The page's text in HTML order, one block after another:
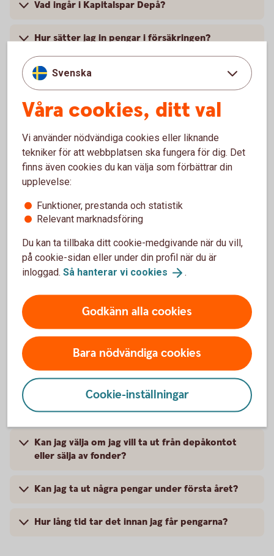
Vad ingår i Kapitalspar Depå?
Hur sätter jag in pengar i försäkringen?
Vad är den lägsta tillåtna insättningen i
Kapitalspar Depå?
Jag har satt in pengar i försäkringen. När finns
pengarna tillgängliga på depåkontot, så att jag
kan köpa aktier?
Hur kan jag handla värdepapper i min
Jag vill byta från fond till depåkonto, hur gör
jag?
Kan jag lägga en köporder på aktier om jag sålt
depåkontot?
Hur tar jag ut pengar ur försäkringen?
Kan jag ta ut valfritt belopp?
Vad händer med mina aktier om jag vill ta ut
pengar ur depån?
Kan jag välja om jag vill ta ut från depåkontot
eller sälja av fonder?
Kan jag ta ut några pengar under första året?
Hur lång tid tar det innan jag får pengarna?
Svenska
Våra cookies, ditt val
Vi använder nödvändiga cookies eller liknande
tekniker för att webbplatsen ska fungera för dig. Det
finns även cookies du kan välja som förbättrar din
upplevelse:
Funktioner, prestanda och statistik
Relevant marknadsföring
Du kan ta tillbaka ditt cookie-medgivande när du vill,
på cookie-sidan eller under din profil när du är
inloggad. Så hanterar vi cookies .
Godkänn alla cookies
Bara nödvändiga cookies
Cookie-inställningar